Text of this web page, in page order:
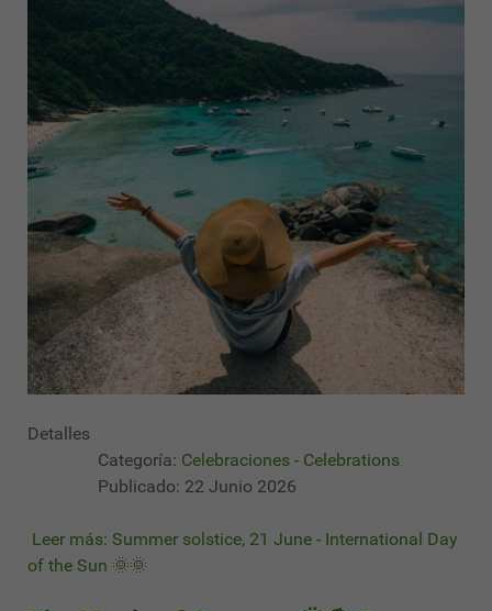
Detalles
Categoría: Celebraciones - Celebrations
Publicado: 22 Junio 2026
Leer más: Summer solstice, 21 June - International Day
of the Sun 🌞🌞